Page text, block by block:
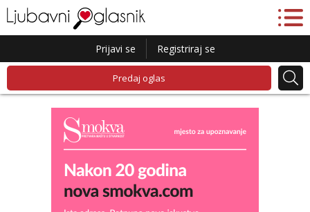
Prijavi se Registriraj se
Predaj oglas